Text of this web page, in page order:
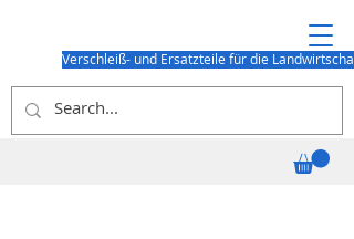
Verschleiß- und Ersatzteile für die Landwirtschaft